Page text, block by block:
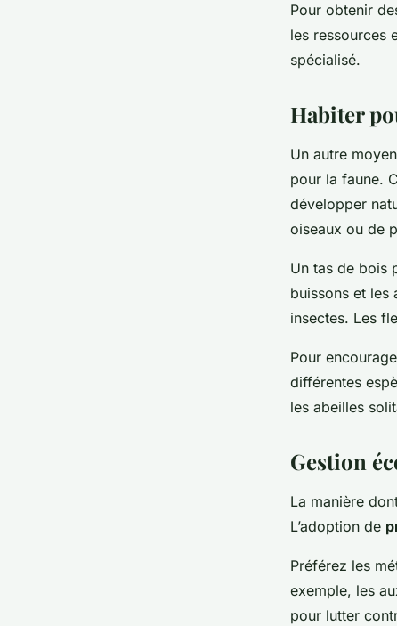
Pour obtenir
les ressources
spécialisé.
Habiter
Un autre
pour la faune.
développer
oiseaux ou de
Un tas de bois
buissons et les
insectes. Les
Pour
différentes
les abeilles
Gestion
La manière
L’adoption de
Préférez les
exemple, les
pour lutter